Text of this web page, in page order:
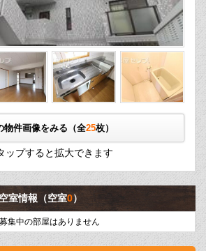
物件画像をみる（全25枚）
ップすると拡大できます
室情報 （空室0）
募集中の部屋はありません